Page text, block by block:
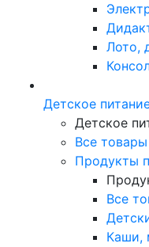
Лото,
Детское
Детское
Все товары
Продукты
Все
Каши,